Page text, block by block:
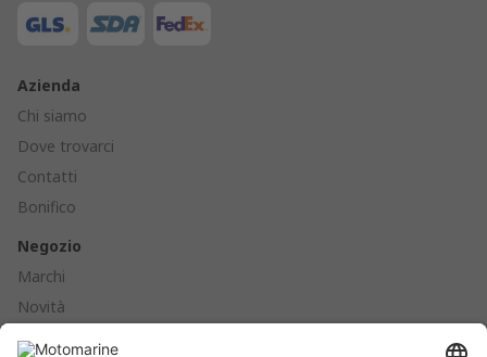
Azienda
Chi siamo
Dove trovarci
Contatti
Bonifico
Negozio
Marchi
Novità
Cataloghi